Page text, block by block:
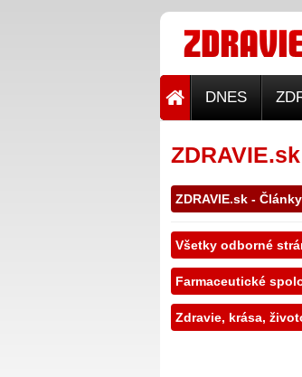
DNES
ZDRAVIE.sk - Články
Všetky odborné
Farmaceutické
Zdravie, krása,